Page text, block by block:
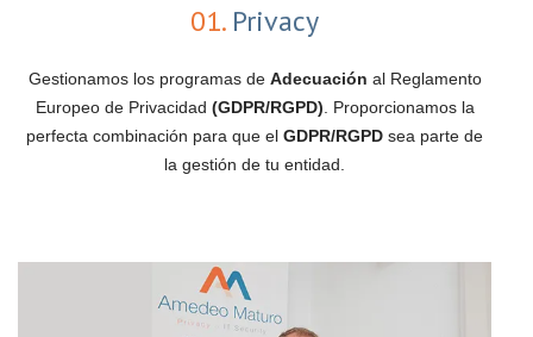
01.Privacy
Gestionamos los programas de Adecuación al Reglamento
Europeo de Privacidad (GDPR/RGPD). Proporcionamos la
perfecta combinación para que el GDPR/RGPD sea parte de
la gestión de tu entidad.